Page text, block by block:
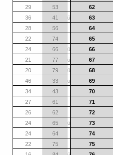
29
53 62
36
41 ü 63
28
56 64
22
74 65
24
66 ü 66
21
77 ü 67
20
79 ü 68
46
33 ü 69
34
43 70
27
61 71
26
62 72
24
65 ü 73
24
64 74
22
75 75